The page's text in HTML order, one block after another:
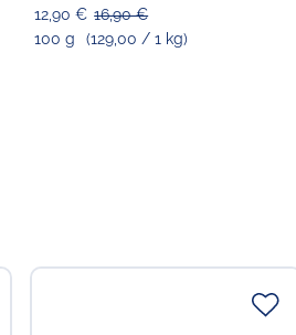
12,90 € 16,90 €
100 g
(129,00 / 1 kg)